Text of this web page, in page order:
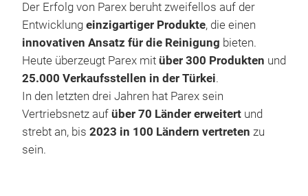
Der Erfolg von Parex beruht zweifellos auf der
Entwicklung einzigartiger Produkte, die einen
innovativen Ansatz für die Reinigung bieten.
Heute überzeugt Parex mit über 300 Produkten und
25.000 Verkaufsstellen in der Türkei.
In den letzten drei Jahren hat Parex sein
Vertriebsnetz auf über 70 Länder erweitert und
strebt an, bis 2023 in 100 Ländern vertreten zu
sein.